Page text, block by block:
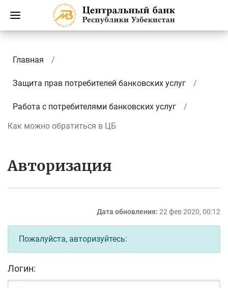
Главная
Защита прав потребителей банковских услуг
Работа с потребителями банковских услуг
Как можно обратиться в ЦБ
Авторизация
Дата обновления: 22 фев 2020, 00:12
Пожалуйста, авторизуйтесь:
Логин: